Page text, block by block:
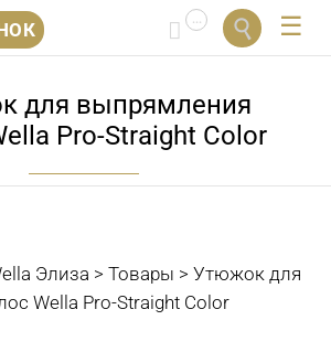
 
для выпрямления
Pro-Straight Color
Элиза > Товары > Утюжок для
Wella Pro-Straight Color